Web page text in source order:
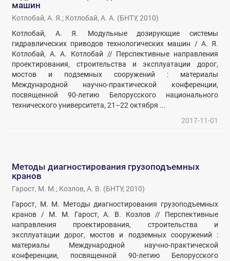
машин
Котлобай, А. Я.; Котлобай, А. А. (БНТУ,2010)
Котлобай, А. Я. Модульные дозирующие системы
гидравлических приводов технологических машин / А. Я.
Котлобай, А. А. Котлобай // Перспективные направления
проектирования, строительства и эксплуатации дорог,
мостов и подземных сооружений : материалы
Международной научно-практической конференции,
посвященной 90-летию Белорусского национального
технического университета, 21–22 октября ...
2017-11-01
Методы диагностирования грузоподъемных
кранов
Гарост, М. М.; Козлов, А. В. (БНТУ,2010)
Гарост, М. М. Методы диагностирования грузоподъемных
кранов / М. М. Гарост, А. В. Козлов // Перспективные
направления проектирования, строительства и
эксплуатации дорог, мостов и подземных сооружений :
материалы Международной научно-практической
конференции, посвященной 90-летию Белорусского